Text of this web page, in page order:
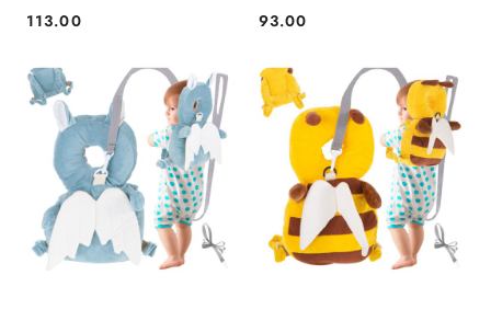
Cena:
113.00 Cena:
93.00